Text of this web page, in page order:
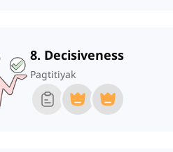
8. Decisiveness
Pagtitiyak